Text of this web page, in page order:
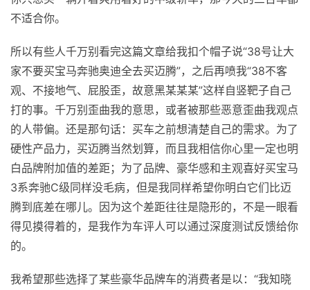
不适合你。
所以有些人千万别看完这篇文章给我扣个帽子说“38号让大
家不要买宝马奔驰奥迪全去买迈腾”，之后再喷我“38不客
观、不接地气、屁股歪，故意黑某某某”这样自竖靶子自己
打的事。千万别歪曲我的意思，或者被那些恶意歪曲我观点
的人带偏。还是那句话：买车之前想清楚自己的需求。为了
硬性产品力，买迈腾当然划算，而且我相信你心里一定也明
白品牌附加值的差距；为了品牌、豪华感和主观喜好买宝马
3系奔驰C级同样没毛病，但是我同样希望你明白它们比迈
腾到底差在哪儿。因为这个差距往往是隐形的，不是一眼看
得见摸得着的，是我作为车评人可以通过深度测试反馈给你
的。
我希望那些选择了某些豪华品牌车的消费者是以：“我知晓